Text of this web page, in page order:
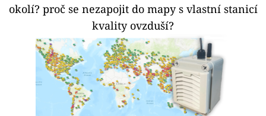
okolí? proč se nezapojit do mapy s vlastní stanicí
kvality ovzduší?